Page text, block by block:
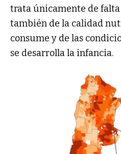
trata únicamente de
también de la calidad
consume y de las
se desarrolla la infancia.